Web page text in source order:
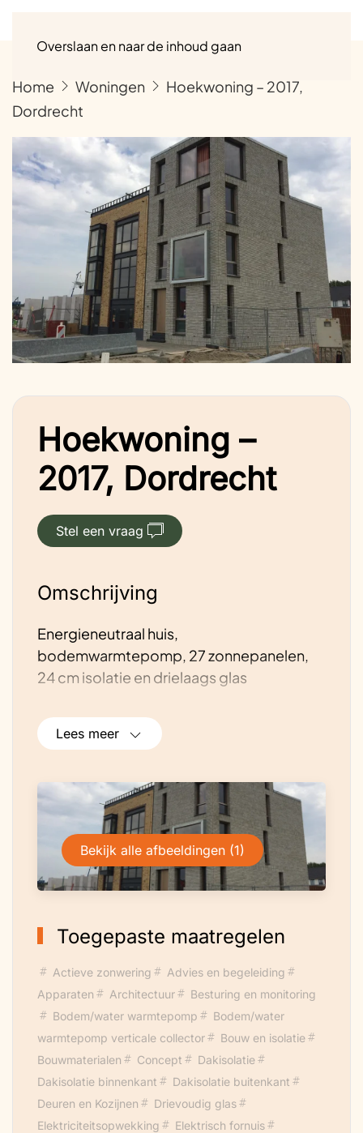
Overslaan en naar de inhoud gaan
Home Woningen
Hoekwoning – 2017,
Dordrecht
Hoekwoning –
2017, Dordrecht
Stel een vraag
Omschrijving
Energieneutraal huis,
bodemwarmtepomp, 27 zonnepanelen,
24 cm isolatie en drielaags glas
Lees meer
Bekijk alle afbeeldingen (1)
Toegepaste maatregelen
Actieve zonwering
Advies en begeleiding
Apparaten
Architectuur
Besturing en monitoring
Bodem/water warmtepomp
Bodem/water
warmtepomp verticale collector
Bouw en isolatie
Bouwmaterialen
Concept
Dakisolatie
Dakisolatie binnenkant
Dakisolatie buitenkant
Deuren en Kozijnen
Drievoudig glas
Elektriciteitsopwekking
Elektrisch fornuis